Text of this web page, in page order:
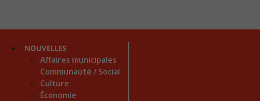
NOUVELLES
Affaires municipales
Communauté / Social
Culture
Économie